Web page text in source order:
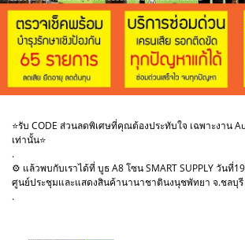
⭐รับ CODE ส่วนลดพิเศษที่คุณต้องประทับใจ เฉพาะงาน
เท่านั้น⭐
.
⚙ แล้วพบกับเราได้ที่ บูธ A8 โซน SMART SUPPLY วันที่
ศูนย์ประชุมและแสดงสินค้านานาชาตินงนุชพัทยา จ.ชลบุ
.